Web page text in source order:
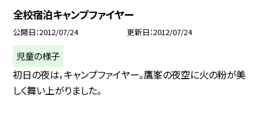
全校宿泊キャンプファイヤー
公開日 2012/07/24 更新日 2012/07/24
児童の様子
初日の夜は，キャンプファイヤー。鷹峯の夜空に火の粉が美
しく舞い上がりました。